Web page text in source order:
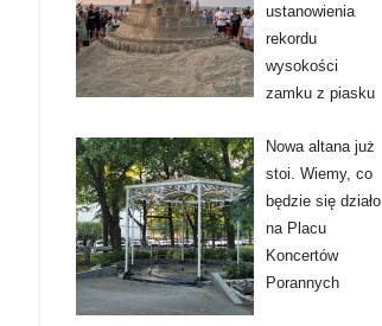
ustanowienia
rekordu
wysokości
zamku z piasku
Nowa altana już
stoi. Wiemy, co
będzie się działo
na Placu
Koncertów
Porannych